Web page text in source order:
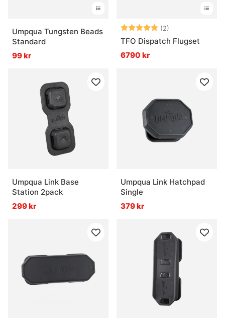
Umpqua Tungsten Beads
Standard
99 kr
Betyg: (2)
TFO Dispatch Flugset
6790 kr
Umpqua Link Base
Station 2pack
299 kr
Umpqua Link Hatchpad
Single
379 kr